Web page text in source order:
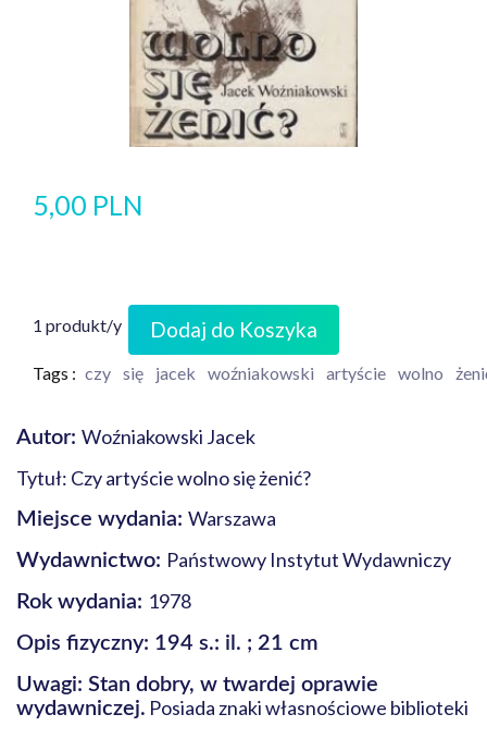
5,00 PLN
1 produkt/y Dodaj do Koszyka
Tags : czy się jacek woźniakowski artyście wolno
Autor: Woźniakowski Jacek
Tytuł: Czy artyście wolno się żenić?
Miejsce wydania: Warszawa
Wydawnictwo: Państwowy Instytut Wydawniczy
Rok wydania: 1978
Opis fizyczny: 194 s.: il. ; 21 cm
Uwagi: Stan dobry, w twardej oprawie
wydawniczej. Posiada znaki własnościowe biblioteki